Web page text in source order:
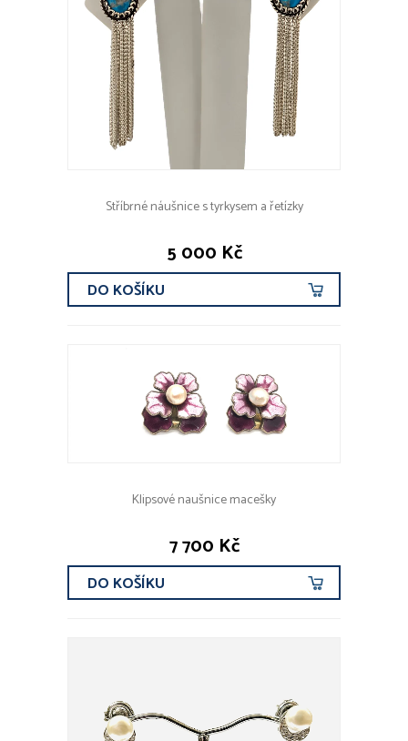
Stříbrné náušnice s tyrkysem a řetízky
5 000 Kč
DO KOŠÍKU
Klipsové naušnice macešky
7 700 Kč
DO KOŠÍKU